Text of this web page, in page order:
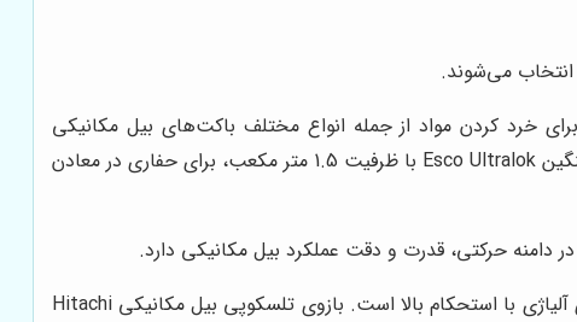
انتخاب می‌شوند.
خرد کردن مواد از جمله انواع مختلف باکت‌های بیل مکانیکی
هستند. باکت‌های سنگی معمولاً از فولادهای آلیاژی با مقاومت بالا در برابر سایش ساخته می‌شوند. به عنوان مثال، باکت سنگین Esco Ultralok با ظرفیت 1.5 متر مکعب، برای حفاری در معادن
حرکتی، قدرت و دقت عملکرد بیل مکانیکی دارد.
بازوهای تلسکوپی، امکان افزایش دامنه حرکتی و دسترسی به نقاط دورتر را فراهم می‌کنند. جنس بازوها معمولاً از فولادهای آلیاژی با استحکام بالا است. بازوی تلسکوپی بیل مکانیکی Hitachi